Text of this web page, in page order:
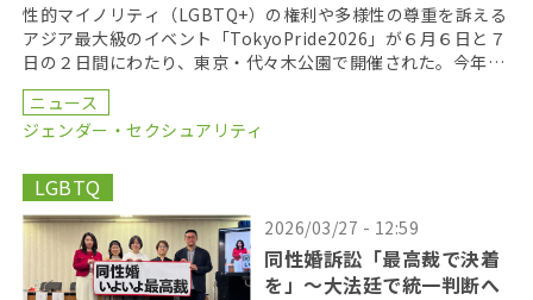
性的マイノリティ（LGBTQ+）の権利や多様性の尊重を訴える
アジア最大級のイベント「TokyoPride2026」が６月６日と７
日の２日間にわたり、東京・代々木公園で開催された。今年の
テーマは、「多様性と平等がひらく未来 […]
ニュース
ジェンダー・セクシュアリティ
LGBTQ
2026/03/27 - 12:59
同性婚訴訟「最高裁で決着
を」〜大法廷で統一判断へ